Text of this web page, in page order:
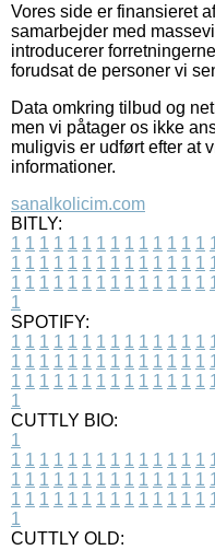
Vores side er finansieret
samarbejder med
introducerer
forudsat de personer vi
Data omkring tilbud og
men vi påtager os ikke
muligvis er udført efter at
informationer.
sanalkolicim.com
BITLY:
1 1 1 1 1 1 1 1 1 1 1 1 1 1
1 1 1 1 1 1 1 1 1 1 1 1 1 1
1 1 1 1 1 1 1 1 1 1 1 1 1 1
1
SPOTIFY:
1 1 1 1 1 1 1 1 1 1 1 1 1 1
1 1 1 1 1 1 1 1 1 1 1 1 1 1
1 1 1 1 1 1 1 1 1 1 1 1 1 1
1
CUTTLY BIO:
1
1 1 1 1 1 1 1 1 1 1 1 1 1 1
1 1 1 1 1 1 1 1 1 1 1 1 1 1
1 1 1 1 1 1 1 1 1 1 1 1 1 1
1
CUTTLY OLD: